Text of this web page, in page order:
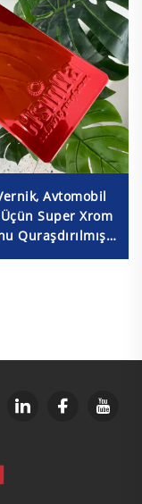
Avtomobil
Üçün Super Xrom
Quraşdırılmış
Rəngli